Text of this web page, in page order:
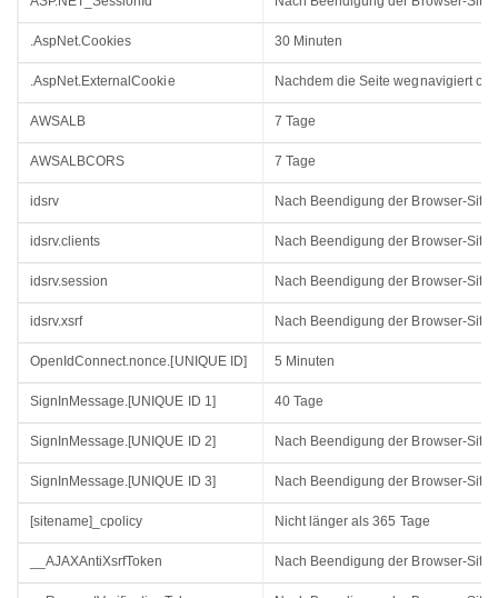
.AspNet.Cookies 30 Minuten
.AspNet.ExternalCookie Nachdem die Seite wegnavigiert
AWSALB 7 Tage
AWSALBCORS 7 Tage
idsrv Nach Beendigung der Browser-
idsrv.clients Nach Beendigung der Browser-
idsrv.session Nach Beendigung der Browser-
idsrv.xsrf Nach Beendigung der Browser-
OpenIdConnect.nonce.[UNIQUE ID] 5 Minuten
SignInMessage.[UNIQUE ID 1] 40 Tage
SignInMessage.[UNIQUE ID 2] Nach Beendigung der Browser-
SignInMessage.[UNIQUE ID 3] Nach Beendigung der Browser-
[sitename]_cpolicy Nicht länger als 365 Tage
__AJAXAntiXsrfToken Nach Beendigung der Browser-